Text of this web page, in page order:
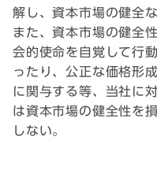
解し、資本市場の健全
また、資本市場の健全
会的使命を自覚して行
ったり、公正な価格形
に関与する等、当社に
は資本市場の健全性を
しない。